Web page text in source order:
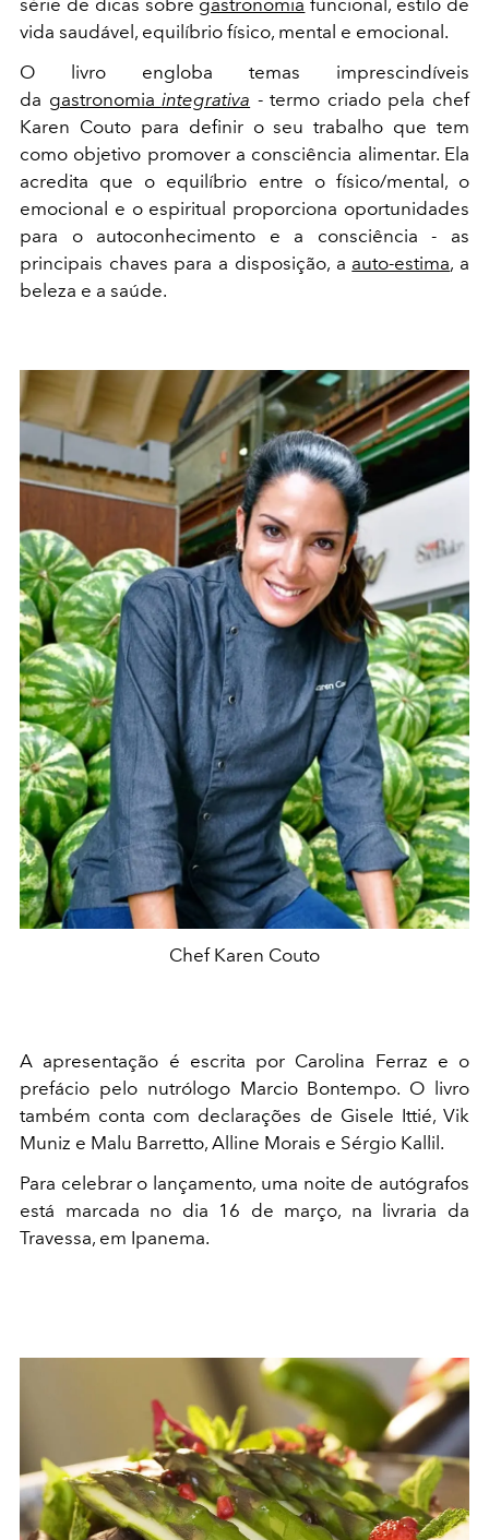
série de dicas sobre gastronomia funcional, estilo de
vida saudável, equilíbrio físico, mental e emocional.
O livro engloba temas imprescindíveis
da gastronomiaintegrativa - termo criado pela chef
Karen Couto para definir o seu trabalho que tem
como objetivo promover a consciência alimentar. Ela
acredita que o equilíbrio entre o físico/mental, o
emocional e o espiritual proporciona oportunidades
para o autoconhecimento e a consciência - as
principais chaves para a disposição, a auto-estima, a
beleza e a saúde.
Chef Karen Couto
A apresentação é escrita por Carolina Ferraz e o
prefácio pelo nutrólogo Marcio Bontempo. O livro
também conta com declarações de Gisele Ittié, Vik
Muniz e Malu Barretto, Alline Morais e Sérgio Kallil.
Para celebrar o lançamento, uma noite de autógrafos
está marcada no dia 16 de março, na livraria da
Travessa, em Ipanema.